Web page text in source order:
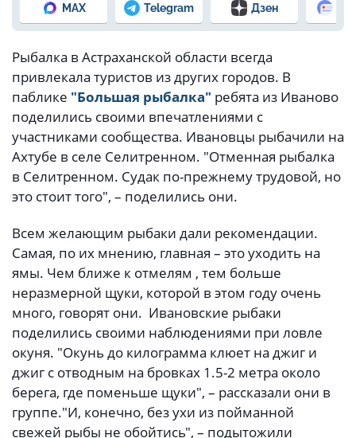
MAX Telegram Дзен
Рыбалка в Астраханской области всегда
привлекала туристов из других городов. В
паблике "Большая рыбалка" ребята из Иваново
поделились своими впечатлениями с
участниками сообщества. Ивановцы рыбачили на
Ахтубе в селе Селитренном. "Отменная рыбалка
в Селитренном. Судак по-прежнему трудовой, но
это стоит того", – поделились они.
Всем желающим рыбаки дали рекомендации.
Самая, по их мнению, главная – это уходить на
ямы. Чем ближе к отмелям , тем больше
неразмерной щуки, которой в этом году очень
много, говорят они. Ивановские рыбаки
поделились своими наблюдениями при ловле
окуня. "Окунь до килограмма клюет на джиг и
джиг с отводным на бровках 1.5-2 метра около
берега, где поменьше щуки", – рассказали они в
группе."И, конечно, без ухи из пойманной
свежей рыбы не обойтись", – подытожили